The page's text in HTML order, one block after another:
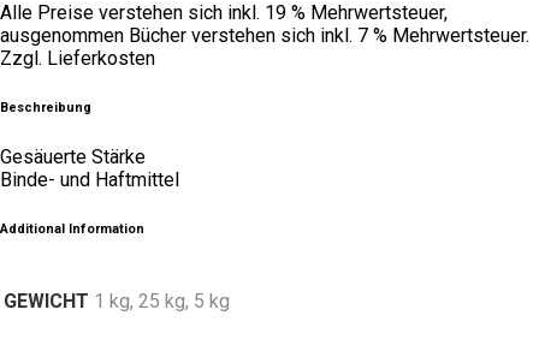
Alle Preise verstehen sich inkl. 19 % Mehrwertsteuer,
ausgenommen Bücher verstehen sich inkl. 7 % Mehrwertsteuer.
Zzgl. Lieferkosten
Beschreibung
Gesäuerte Stärke
Binde- und Haftmittel
Additional Information
GEWICHT 1 kg, 25 kg, 5 kg